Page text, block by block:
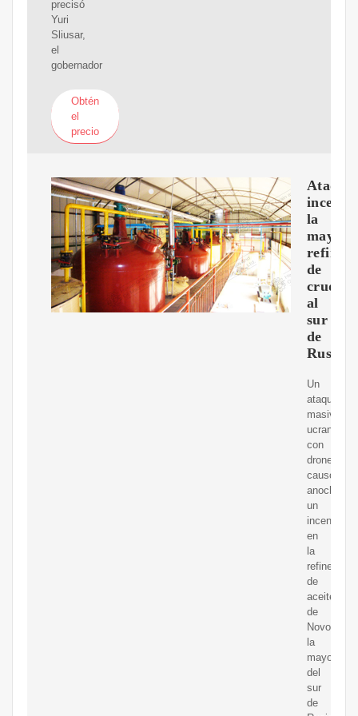
precisó
Yuri
Sliusar,
el
gobernador
Obtén
el
precio
Ataque
la
mayor
de
crudo
al
sur
de
Rusia
Un
ataque
masivo
ucraniano
con
drones
causó
anoche
un
incendio
en
la
refinería
de
aceite
de
la
mayor
del
sur
de